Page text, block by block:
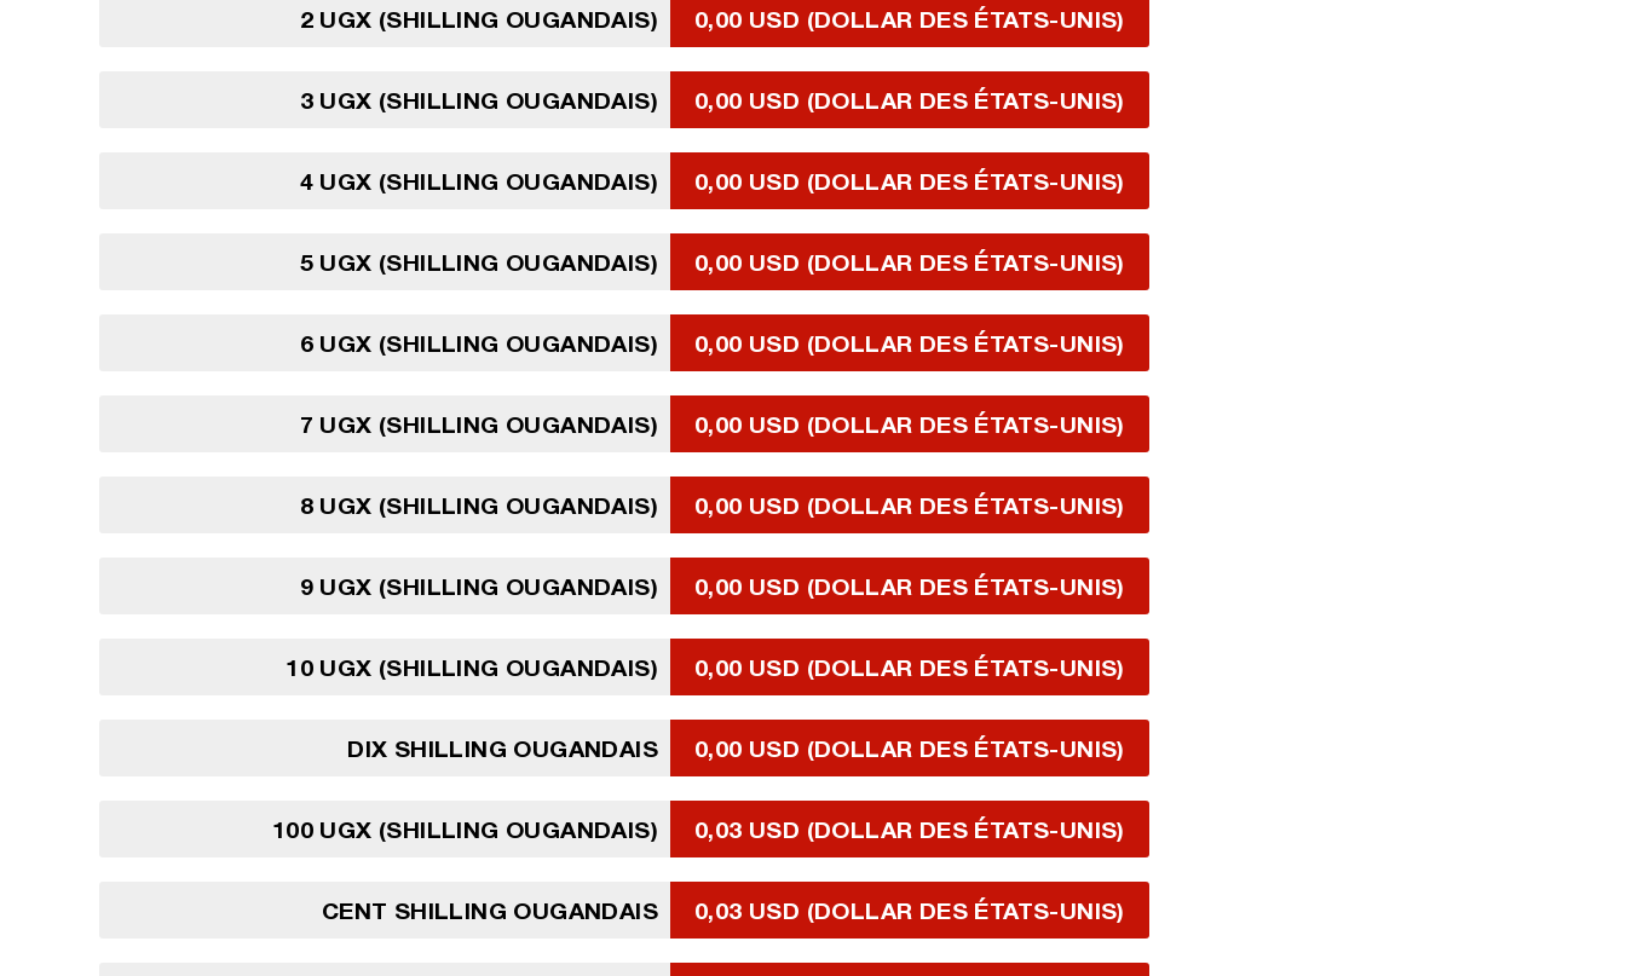
2 UGX (SHILLING OUGANDAIS) 0,00 USD (DOLLAR DES ÉTATS-UNIS)
3 UGX (SHILLING OUGANDAIS) 0,00 USD (DOLLAR DES ÉTATS-UNIS)
4 UGX (SHILLING OUGANDAIS) 0,00 USD (DOLLAR DES ÉTATS-UNIS)
5 UGX (SHILLING OUGANDAIS) 0,00 USD (DOLLAR DES ÉTATS-UNIS)
6 UGX (SHILLING OUGANDAIS) 0,00 USD (DOLLAR DES ÉTATS-UNIS)
7 UGX (SHILLING OUGANDAIS) 0,00 USD (DOLLAR DES ÉTATS-UNIS)
8 UGX (SHILLING OUGANDAIS) 0,00 USD (DOLLAR DES ÉTATS-UNIS)
9 UGX (SHILLING OUGANDAIS) 0,00 USD (DOLLAR DES ÉTATS-UNIS)
10 UGX (SHILLING OUGANDAIS) 0,00 USD (DOLLAR DES ÉTATS-UNIS)
DIX SHILLING OUGANDAIS 0,00 USD (DOLLAR DES ÉTATS-UNIS)
100 UGX (SHILLING OUGANDAIS) 0,03 USD (DOLLAR DES ÉTATS-UNIS)
CENT SHILLING OUGANDAIS 0,03 USD (DOLLAR DES ÉTATS-UNIS)